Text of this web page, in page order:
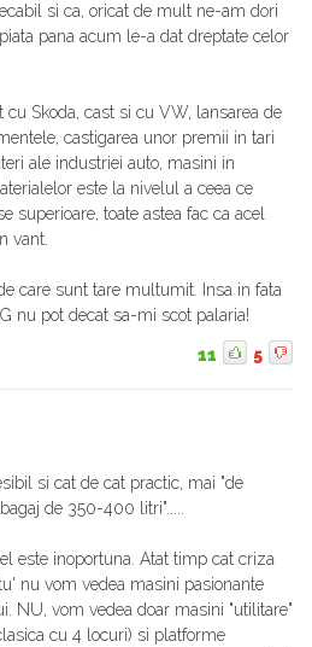
si ca, oricat de mult ne-am dori
pana acum le-a dat dreptate celor
cu Skoda, cast si cu VW, lansarea de
castigarea unor premii in tari
ale industriei auto, masini in
este la nivelul a ceea ce
superioare, toate astea fac ca acel
vant.
care sunt tare multumit. Insa in fata
nu pot decat sa-mi scot palaria!
11 5
si cat de cat practic, mai "de
de 350-400 litri".....
este inoportuna. Atat timp cat criza
nu vom vedea masini pasionante
NU, vom vedea doar masini "utilitare"
cu 4 locuri) si platforme